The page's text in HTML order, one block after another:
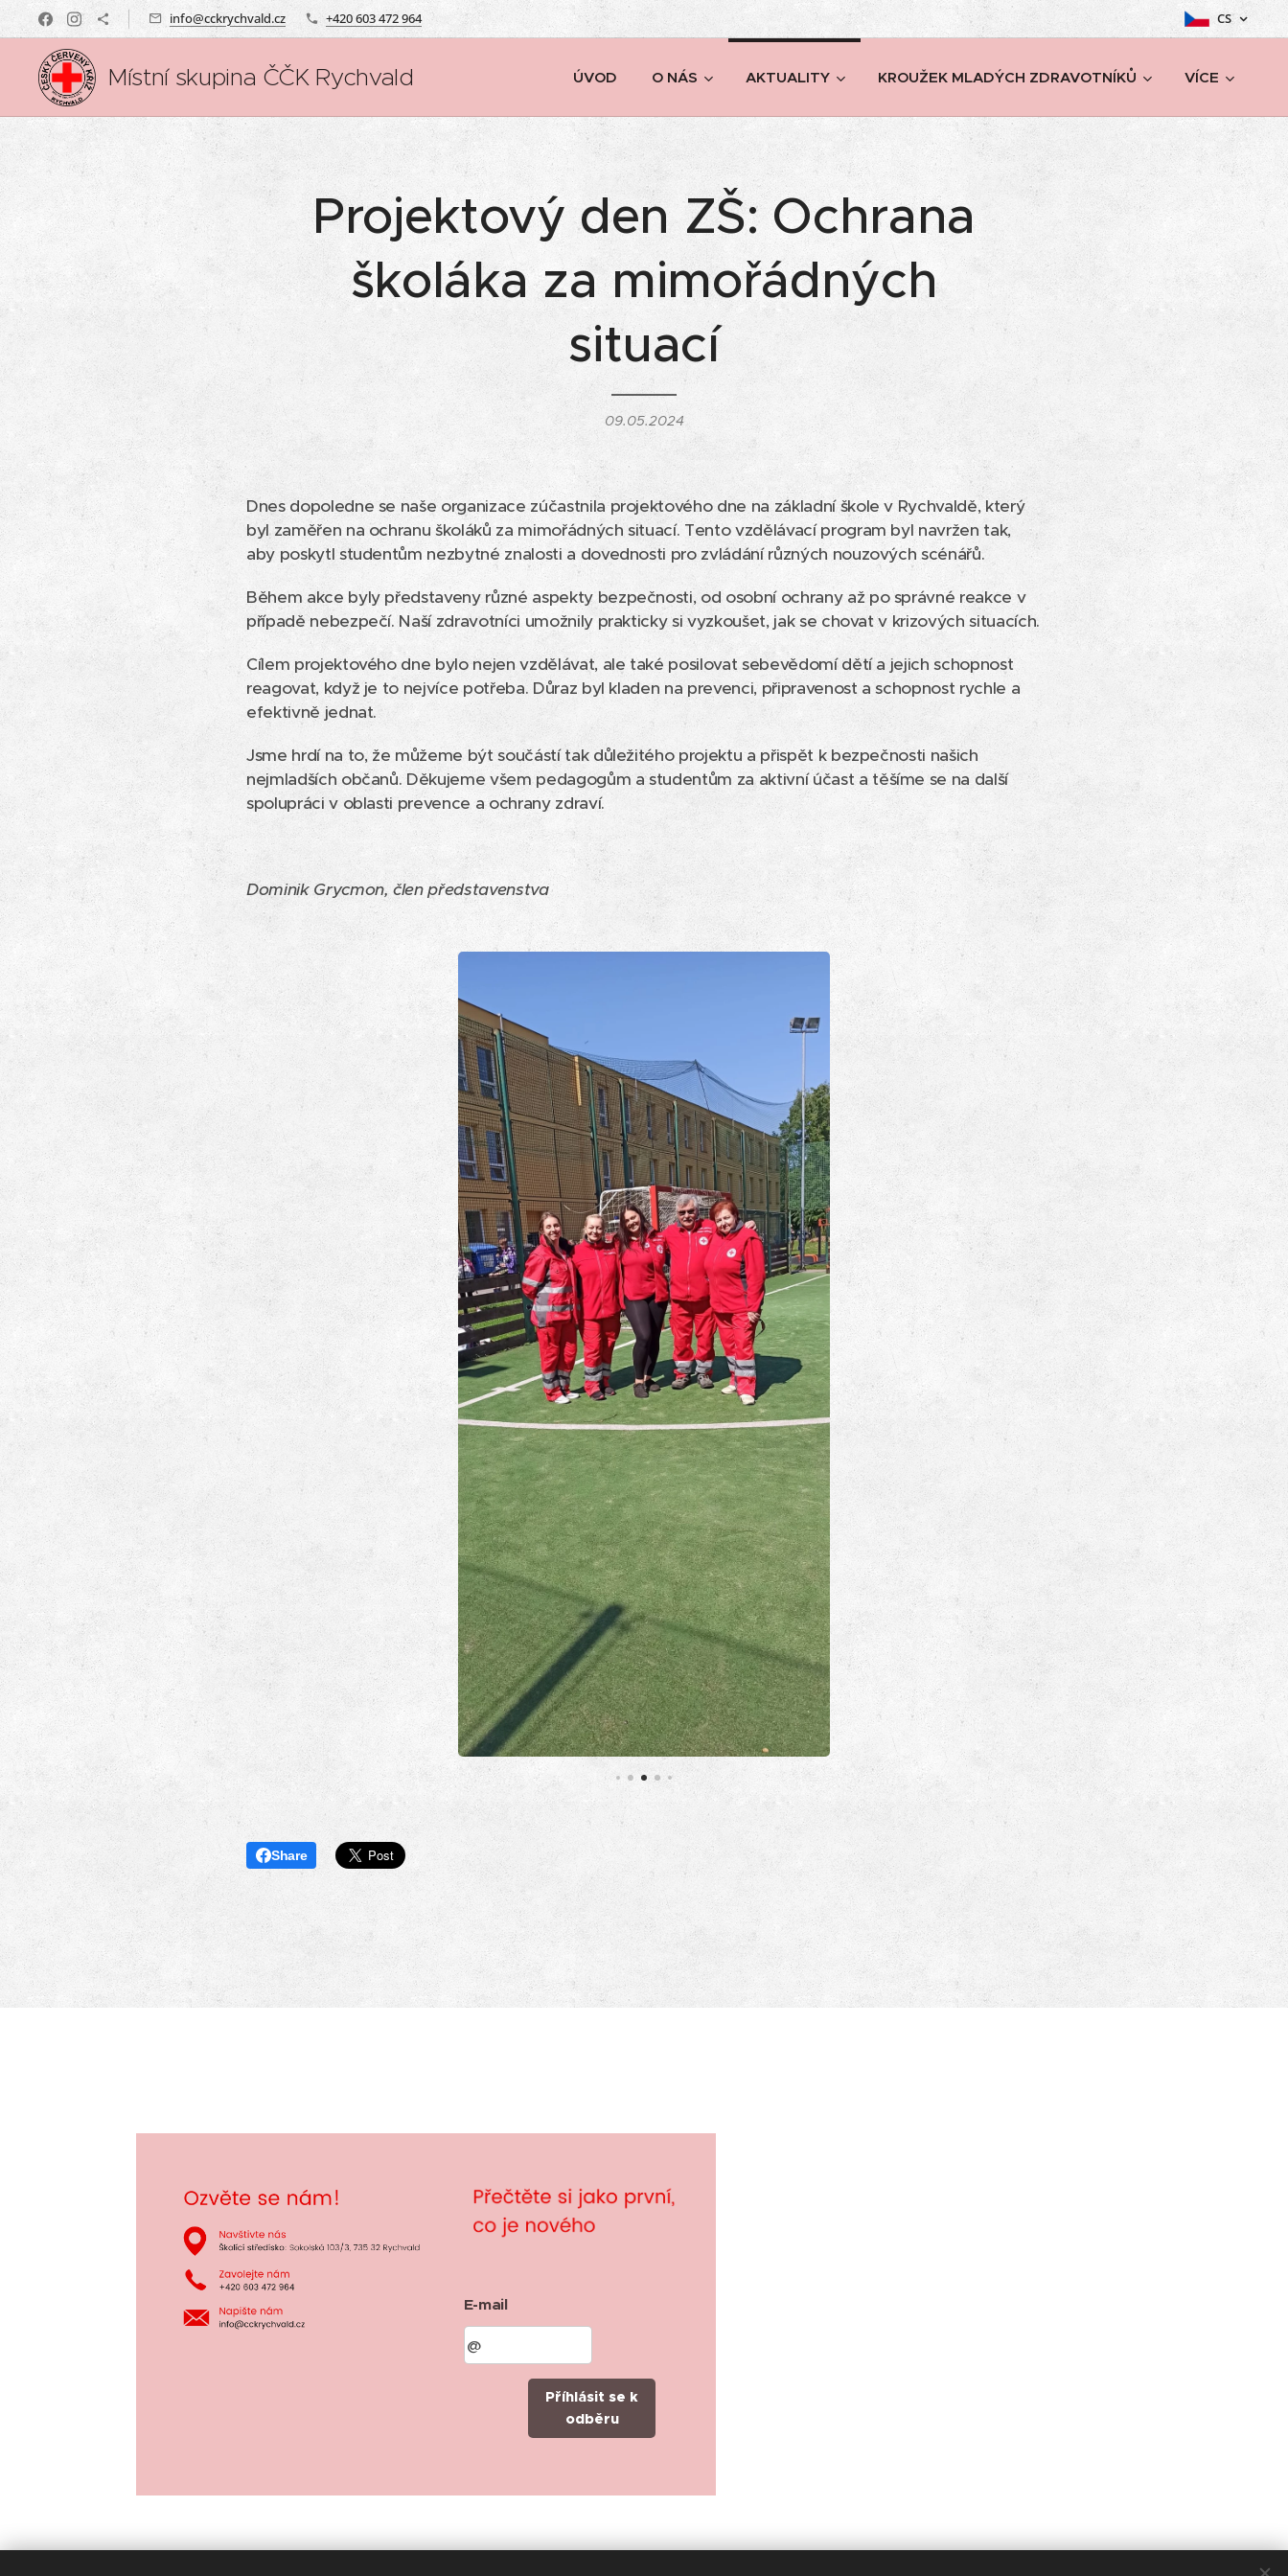
info@cckrychvald.cz +420 603 472 964 CS
Místní skupina ČČK Rychvald ÚVOD O NÁS AKTUALITY KROUŽEK MLADÝCH ZDRAVOTNÍKŮ VÍCE
Projektový den ZŠ: Ochrana
školáka za mimořádných
situací
09.05.2024
Dnes dopoledne se naše organizace zúčastnila projektového dne na základní škole v Rychvaldě, který
byl zaměřen na ochranu školáků za mimořádných situací. Tento vzdělávací program byl navržen tak,
aby poskytl studentům nezbytné znalosti a dovednosti pro zvládání různých nouzových scénářů.
Během akce byly představeny různé aspekty bezpečnosti, od osobní ochrany až po správné reakce v
případě nebezpečí. Naší zdravotníci umožnily prakticky si vyzkoušet, jak se chovat v krizových situacích.
Cílem projektového dne bylo nejen vzdělávat, ale také posilovat sebevědomí dětí a jejich schopnost
reagovat, když je to nejvíce potřeba. Důraz byl kladen na prevenci, připravenost a schopnost rychle a
efektivně jednat.
Jsme hrdí na to, že můžeme být součástí tak důležitého projektu a přispět k bezpečnosti našich
nejmladších občanů. Děkujeme všem pedagogům a studentům za aktivní účast a těšíme se na další
spolupráci v oblasti prevence a ochrany zdraví.
Dominik Grycmon, člen představenstva
Share
E-mail
Příhlásit se k
odběru